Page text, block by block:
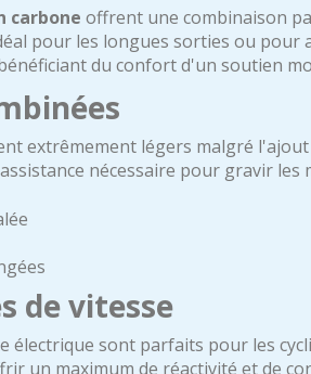
carbone offrent une combinaison
pour les longues sorties ou
du confort d'un soutien
extrêmement légers malgré
nécessaire pour gravir les
de vitesse
électrique sont parfaits pour les
un maximum de réactivité et de